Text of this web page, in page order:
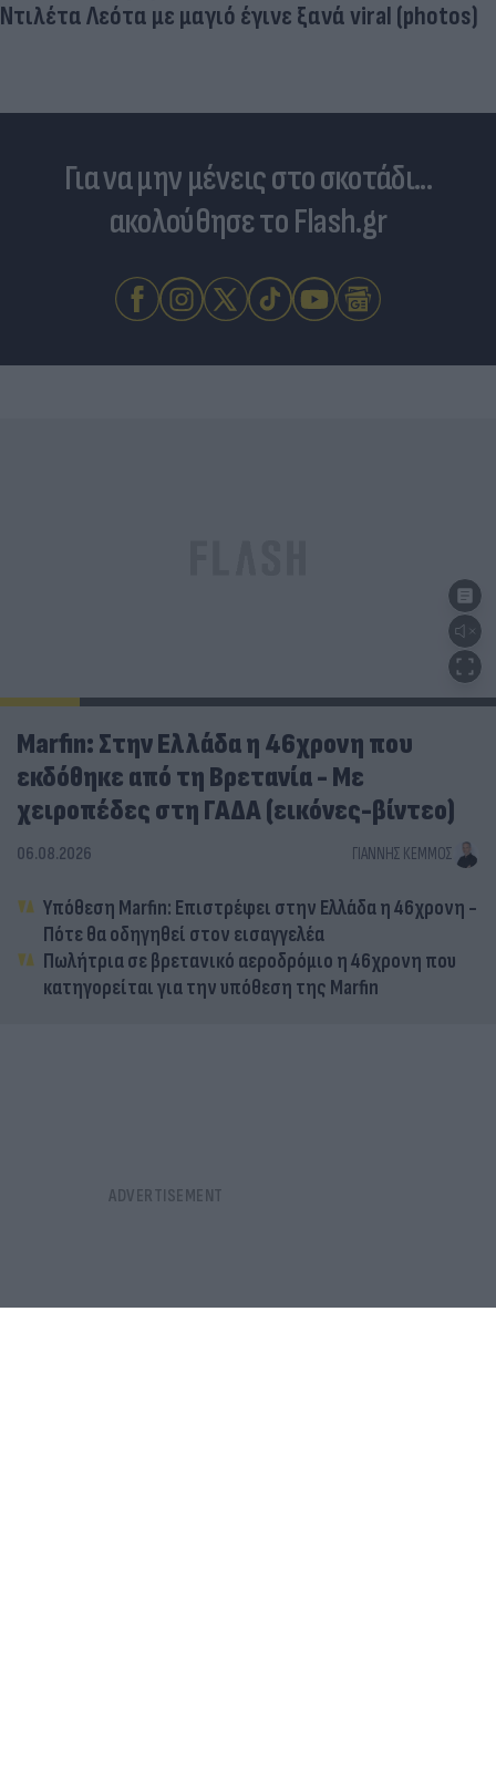
Ντιλέτα Λεότα με μαγιό έγινε ξανά viral (photos)
Για να μην μένεις στο σκοτάδι...
ακολούθησε το Flash.gr
Marfin: Στην Ελλάδα η 46χρονη που
εκδόθηκε από τη Βρετανία - Με
χειροπέδες στη ΓΑΔΑ (εικόνες-βίντεο)
06.08.2026 ΓΙΆΝΝΗΣ ΚΈΜΜΟΣ
Υπόθεση Marfin: Επιστρέφει στην Ελλάδα η 46χρονη -
Πότε θα οδηγηθεί στον εισαγγελέα
Πωλήτρια σε βρετανικό αεροδρόμιο η 46χρονη που
κατηγορείται για την υπόθεση της Marfin